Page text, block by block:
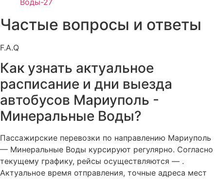
Частые вопросы и ответы
F.A.Q
Как узнать актуальное
расписание и дни выезда
автобусов Мариуполь -
Минеральные Воды?
Пассажирские перевозки по направлению Мариуполь
— Минеральные Воды курсируют регулярно. Согласно
текущему графику, рейсы осуществляются — .
Актуальное время отправления, точные адреса мест